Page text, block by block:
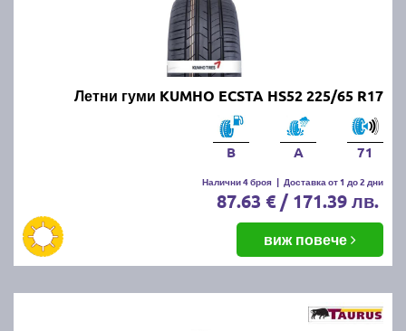
Летни гуми KUMHO ECSTA HS52 225/65 R17
B A 71
Налични 4 броя | Доставка от 1 до 2 дни
87.63 € / 171.39 лв.
виж повече